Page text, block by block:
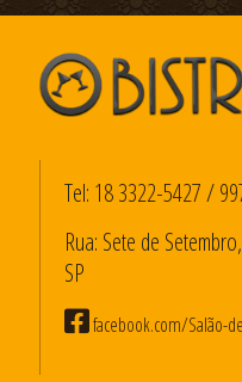
Tel: 18 3322-5427/
Rua: Sete de
SP
facebook.com/Salão-